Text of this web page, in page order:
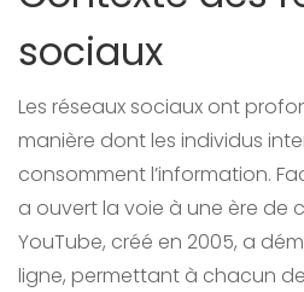
sociaux
Les réseaux sociaux ont
manière dont les individus
consomment l’information.
a ouvert la voie à une ère de
YouTube, créé en 2005, a
ligne, permettant à chacun